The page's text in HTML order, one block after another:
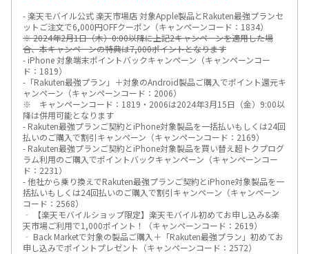
- 楽天モバイル公式 楽天市場店 対象Apple製品とRakuten最強プランセ
ットご注文で6,000円OFFクーポン（キャンペーンコード：1834）
※ 2024年2月1日（木）0:00以降に上記2キャンペーンを適用した場
合、本キャンペーンの特典は7,000ポイントとなります
- iPhone 対象端末ポイントバックキャンペーン（キャンペーンコー
ド：1819）
-「Rakuten最強プラン」＋対象のAndroid製品ご購入でポイント還元キ
ャンペーン（キャンペーンコード：2006）
※ キャンペーンコード：1819・2006は2024年3月15日（金）9:00以
降は併用可能となります
- Rakuten最強プランご契約とiPhone対象製品を一括払いもしくは24回
払いのご購入で割引キャンペーン（キャンペーンコード：2169）
- Rakuten最強プランご契約とiPhone対象製品を買い替え超トクプログ
ラム利用のご購入でポイントバックキャンペーン（キャンペーンコー
ド：2231）
- 他社から乗り換えでRakuten最強プランご契約とiPhone対象製品を一
括払いもしくは24回払いのご購入で割引キャンペーン（キャンペーン
コード：2568）
‐ 【楽天モバイルショップ限定】楽天モバイル初めてお申し込み&楽
天市場ご利用で1,000ポイント！（キャンペーンコード：2619）
‐ Back Marketで対象の製品ご購入＋「Rakuten最強プラン」初めてお
申し込みでポイントプレゼント（キャンペーンコード：2572）